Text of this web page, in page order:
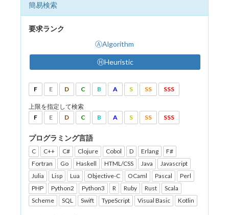
簡易検索
要求ランク
ⒶAlgorithm
ⒽHeuristic
F E D C B A S SS SSS
上限を指定して検索
F
E D C B A S SS SSS
プログラミング言語
C C++ C# Clojure Cobol D Erlang
F#
Fortran
Go Haskell HTML/CSS Java
Javascript
Julia
Lisp Lua Objective-C OCaml Pascal
Perl
PHP
Python2 Python3 R Ruby Rust
Scala
Scheme
SQL Swift TypeScript Visual Basic Kotlin